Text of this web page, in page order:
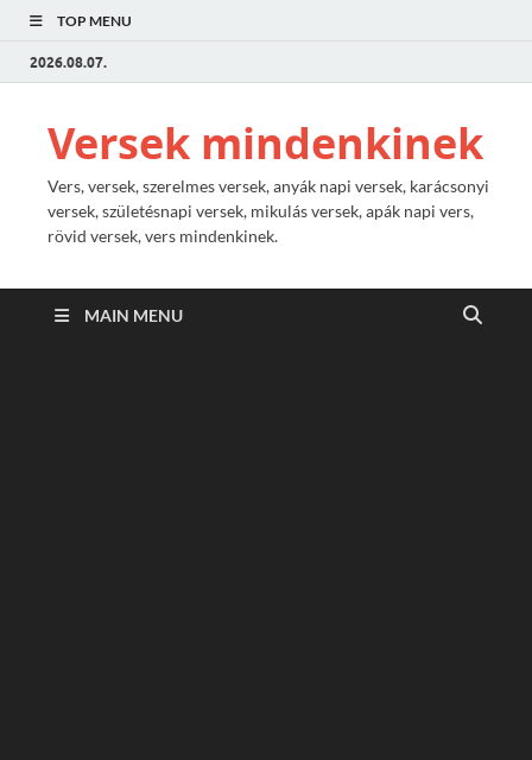
TOP MENU
2026.08.07.
Versek mindenkinek
Vers, versek, szerelmes versek, anyák napi versek, karácsonyi
versek, születésnapi versek, mikulás versek, apák napi vers,
rövid versek, vers mindenkinek.
MAIN MENU